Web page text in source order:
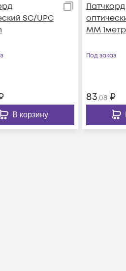
SC/UPC
В корзину
Патчкорд
MM 1метр
Под заказ
83,08₽